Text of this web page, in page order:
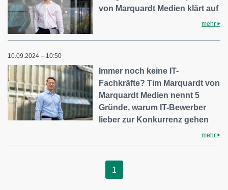
von Marquardt Medien klärt auf
mehr
10.09.2024 – 10:50
Immer noch keine IT-
Fachkräfte? Tim Marquardt von
Marquardt Medien nennt 5
Gründe, warum IT-Bewerber
lieber zur Konkurrenz gehen
mehr
1